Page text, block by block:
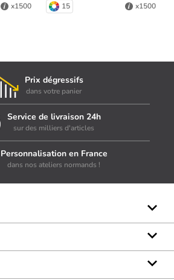
x1500 15 x1500
Prix dégressifs
dans votre panier
Service de livraison 24h
sur des milliers d'articles
Personnalisation en France
dans nos ateliers normands !